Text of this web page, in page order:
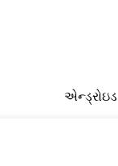
એન્ડ્રોઇડ